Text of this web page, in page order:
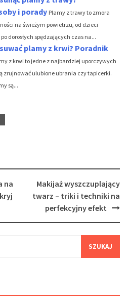
i porady Plamy z trawy to zmora
na świeżym powietrzu, od dzieci
dorosłych spędzających czas na...
plamy z krwi? Poradnik
z krwi to jedne z najbardziej uporczywych
zrujnować ulubione ubrania czy tapicerki.
są...
na
Makijaż wyszczuplający
twarz – triki i techniki na
perfekcyjny efekt